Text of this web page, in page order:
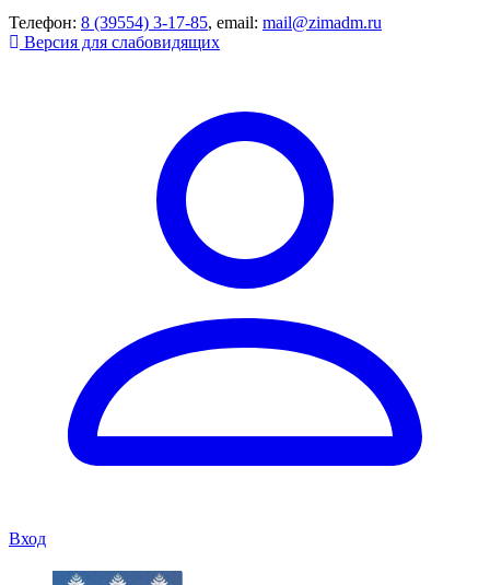
Телефон: 8 (39554) 3-17-85, email: mail@zimadm.ru
Версия для слабовидящих
Вход